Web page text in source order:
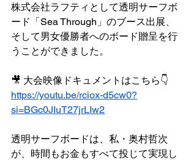
株式会社ラフティとして透明サーフボ
ード「Sea Through」のブース出展、
そして男女優勝者へのボード贈呈を行
うことができました。
🎥 大会映像ドキュメントはこちら👇
https://youtu.be/rciox-d5cw0?
si=BGc0JIuT27jrLIw2
透明サーフボードは、私・奥村哲次
が、時間もお金もすべて投じて実現し